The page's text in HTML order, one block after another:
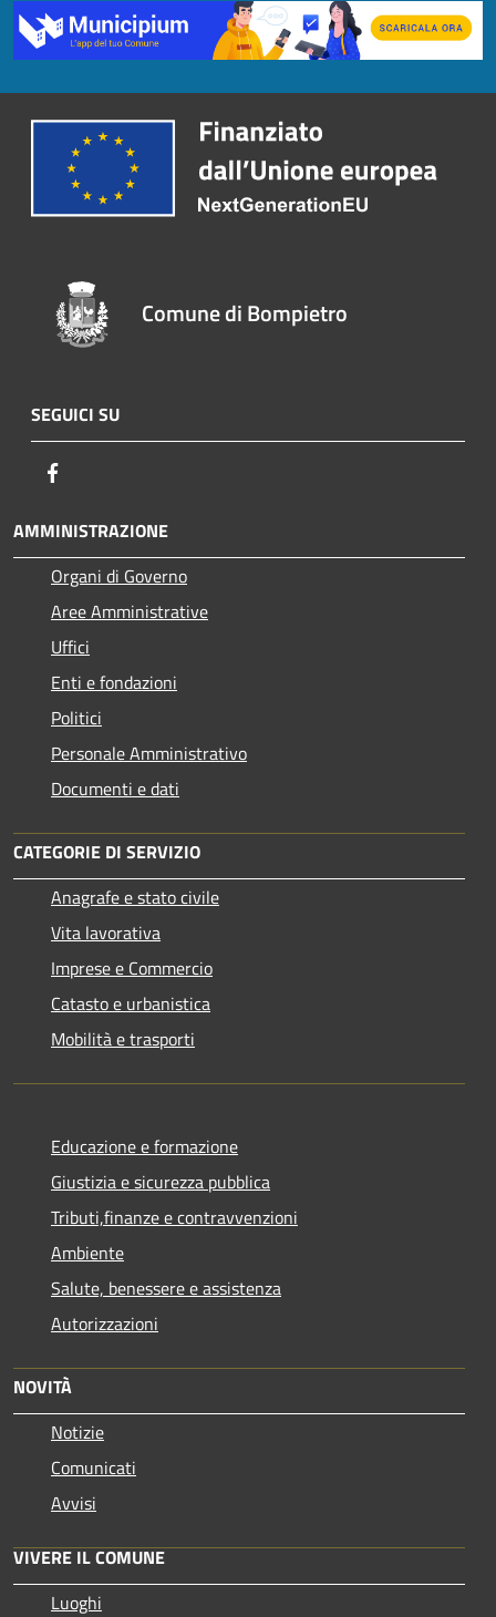
Comune di Bompietro
SEGUICI SU
AMMINISTRAZIONE
Organi di Governo
Aree Amministrative
Uffici
Enti e fondazioni
Politici
Personale Amministrativo
Documenti e dati
CATEGORIE DI SERVIZIO
Anagrafe e stato civile
Vita lavorativa
Imprese e Commercio
Catasto e urbanistica
Mobilità e trasporti
Educazione e formazione
Giustizia e sicurezza pubblica
Tributi,finanze e contravvenzioni
Ambiente
Salute, benessere e assistenza
Autorizzazioni
NOVITÀ
Notizie
Comunicati
Avvisi
VIVERE IL COMUNE
Luoghi